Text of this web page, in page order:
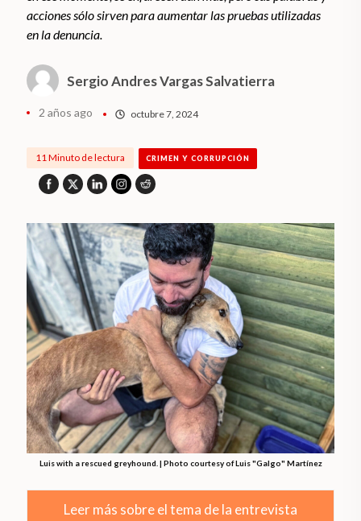
acciones sólo sirven para aumentar las pruebas utilizadas
en la denuncia.
Sergio Andres Vargas Salvatierra
2 años ago octubre 7, 2024
11 Minuto de lectura CRIMEN Y CORRUPCIÓN
Luis with a rescued greyhound. | Photo courtesy of Luis "Galgo" Martínez
Leer más sobre el tema de la entrevista